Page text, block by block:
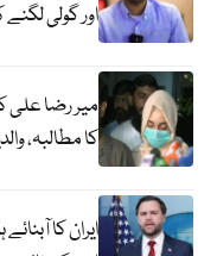
اور گولی
میر رضا علی
کا مطالبہ،
ایران کا